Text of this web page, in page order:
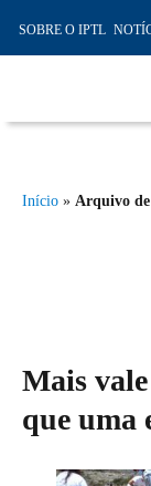
SOBRE O IPTL
Madeira, Ensino
Início » Arquivo
Mais
que uma